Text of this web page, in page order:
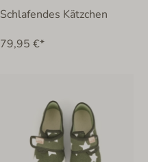
Schlafendes Kätzchen
79,95 €*